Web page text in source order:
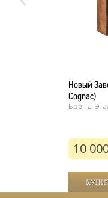
Новый
Cognac)
Бренд:
10